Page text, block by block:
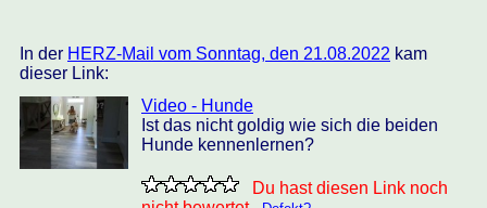
In der HERZ-Mail vom Sonntag, den 21.08.2022 kam
dieser Link:
Video - Hunde
Ist das nicht goldig wie sich die beiden
Hunde kennenlernen?
Du hast diesen Link noch